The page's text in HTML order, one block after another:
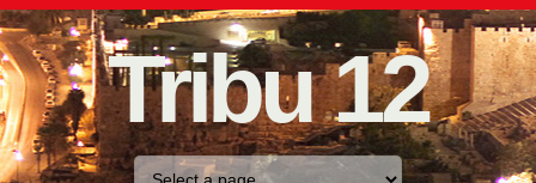
Tribu 12